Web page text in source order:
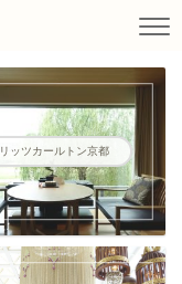
リッツカールトン京都